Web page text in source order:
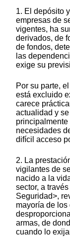
1. El depósito
empresas de
vigentes, ha
derivados, de
de fondos,
las
exige su
Por su parte,
está excluido
carece
actualidad y
necesidades
difícil acceso
2. La
vigilantes de
nacido a la
sector, a
Seguridad>,
mayoría de
armas, de
cuando lo